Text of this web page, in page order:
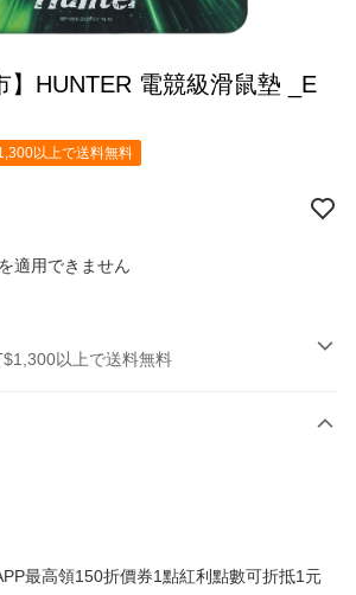
】HUNTER 電競級滑鼠墊 _E
以上で送料無料
適用できません
以上で送料無料
い
最高領150折價券1點紅利點數可折抵1元